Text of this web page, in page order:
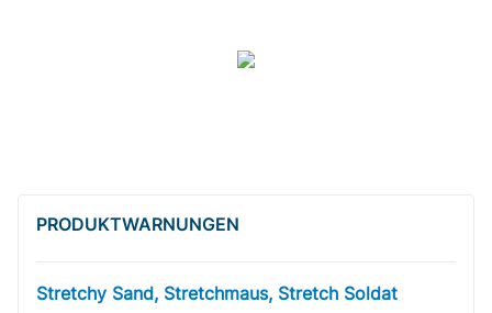
PRODUKT­WARNUNGEN
Stretchy Sand, Stretchmaus, Stretch Soldat